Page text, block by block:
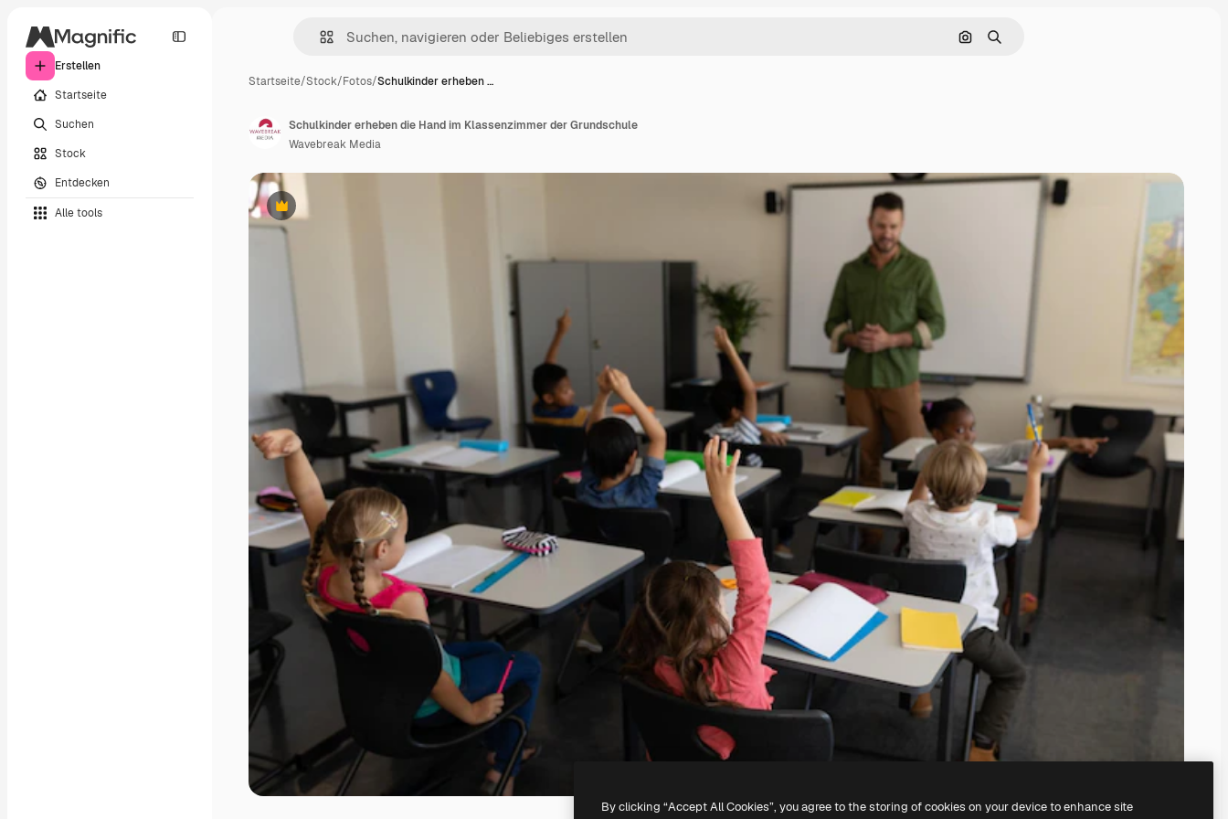
Erstellen
Startseite
Suchen
Stock
Entdecken
Alle tools
Nach Bild suchen
Suchen
Startseite/Stock/Fotos/Schulkinder erheben …
Premium
Schulkinder erheben die Hand im Klassenzimmer der Grundschule
Wavebreak Media
By clicking “Accept All Cookies”, you agree to the storing of cookies on your device to enhance site